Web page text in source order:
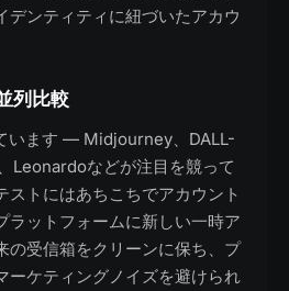
デンティティに紐づいたアカウ
列比較
います — Midjourney、DALL-
Leonardoなどが注目を競って
ストにはあちこちでアカウント
ラットフォームに新しい一時ア
の受信箱をクリーンに保ち、プ
ーケティングノイズを避けられ